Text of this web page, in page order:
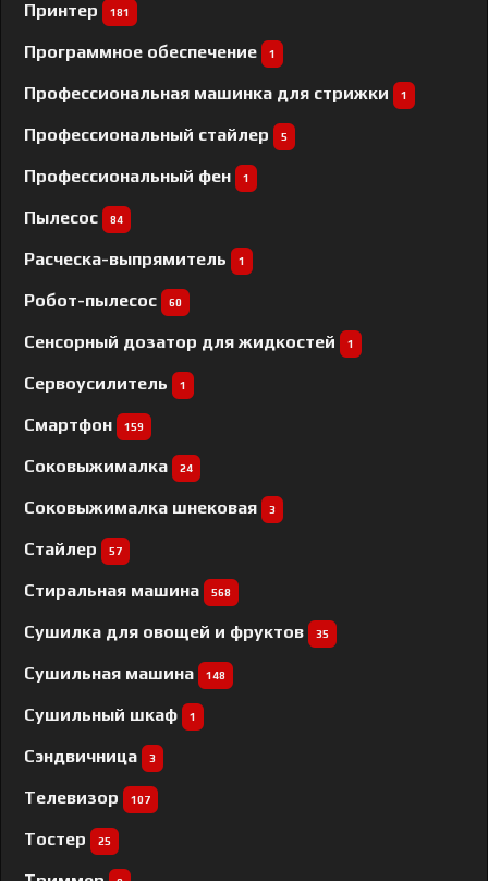
Принтер 181
Программное обеспечение 1
Профессиональная машинка для стрижки 1
Профессиональный cтайлер 5
Профессиональный фен 1
Пылесос 84
Расческа-выпрямитель 1
Робот-пылесос 60
Сенсорный дозатор для жидкостей 1
Сервоусилитель 1
Смартфон 159
Соковыжималка 24
Соковыжималка шнековая 3
Стайлер 57
Стиральная машина 568
Сушилка для овощей и фруктов 35
Сушильная машина 148
Сушильный шкаф 1
Сэндвичница 3
Телевизор 107
Тостер 25